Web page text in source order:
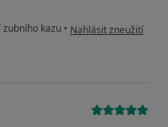
kazu • podle názoru
Nahlásit zneužití